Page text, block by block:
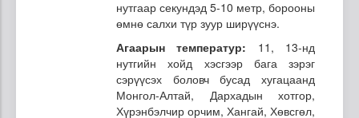
нутгаар секундэд 5-10 метр, борооны
өмнө салхи түр зуур ширүүснэ.
Агаарын температур: 11, 13-нд
нутгийн хойд хэсгээр бага зэрэг
сэрүүсэх боловч бусад хугацаанд
Монгол-Алтай, Дархадын хотгор,
Хүрэнбэлчир орчим, Хангай, Хөвсгөл,